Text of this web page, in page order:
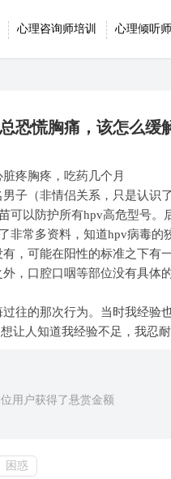
心理咨询师培训 心理倾听
恐慌胸痛，该怎么缓
疼胸疼，吃药几个月
子（非情侣关系，只是认识
可以防护所有hpv高危型号。
非常多资料，知道hpv病毒的
，可能在阳性的标准之下有
，口腔口咽等部位没有具体
往的那次行为。当时我经验
让人知道我经验不足，我忍
用户获得了悬赏金额
困惑